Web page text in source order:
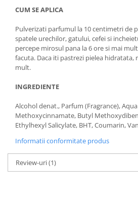
CUM SE APLICA
Pulverizati parfumul la 10 centimetri de
spatele urechilor, gatului, cefei si
percepe mirosul pana la 6 ore si mai
facuta. Daca iti pastrezi pielea hidratata,
mult.
INGREDIENTE
Alcohol denat., Parfum (Fragrance),
Methoxycinnamate, Butyl
Ethylhexyl Salicylate, BHT, Coumarin,
Informatii conformitate produs
Review-uri(1)